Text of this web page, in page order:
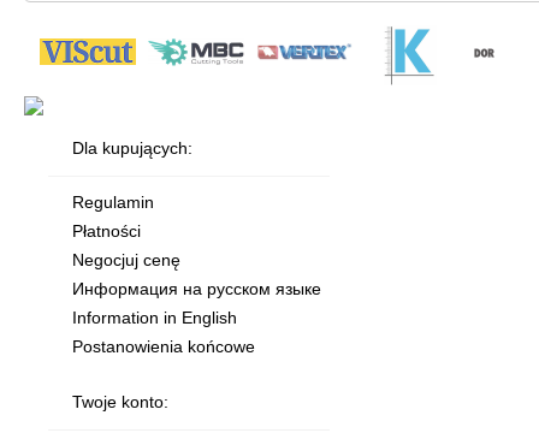
Dla kupujących:
Regulamin
Płatności
Negocjuj cenę
Информация на русском языке
Information in English
Postanowienia końcowe
Twoje konto: